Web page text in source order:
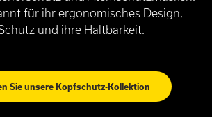
für ihr ergonomisches Design,
und ihre Haltbarkeit.
Sie unsere Kopfschutz-Kollektion